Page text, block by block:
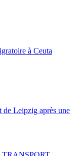
à Ceuta
de Leipzig après une